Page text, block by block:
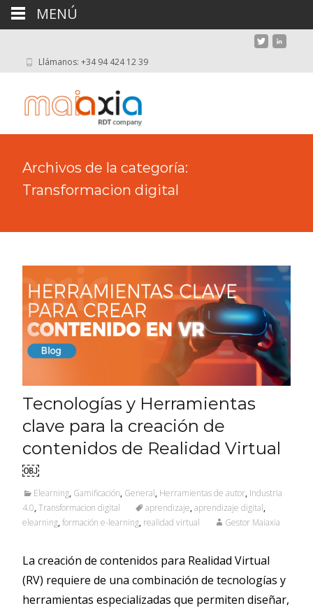
Llámanos: +34 94 424 12 39
Archivos de la categoría:
Transformacion digital
Tecnologías y Herramientas
clave para la creación de
contenidos de Realidad Virtual
￼
Elearning, Gamificación, General, Herramientas de autor, Industria
4.0,Transformacion digital aprendizaje,aprendizaje digital,
elearning,formación e-learning, realidad virtual Gestor Maiaxia
La creación de contenidos para Realidad Virtual
(RV) requiere de una combinación de tecnologías y
herramientas especializadas que permiten diseñar,
MENÚ